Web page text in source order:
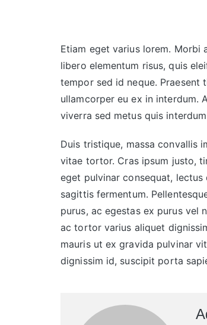
Etiam eget varius lorem. Morbi
libero elementum risus, quis
tempor sed id neque. Praesent
ullamcorper eu ex in interdum.
viverra sed metus quis
Duis tristique, massa convallis
vitae tortor. Cras ipsum justo,
eget pulvinar consequat,
sagittis fermentum.
purus, ac egestas ex purus vel
ac tortor varius aliquet
mauris ut ex gravida pulvinar
dignissim id, suscipit porta